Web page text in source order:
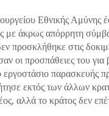
Εθνικής Αμύνης
με άκρως απόρρητη
προσκλήθηκε στις
οι προσπάθειες του για
παρασκευής
εκτός των άλλων
αλλά το κράτος δεν